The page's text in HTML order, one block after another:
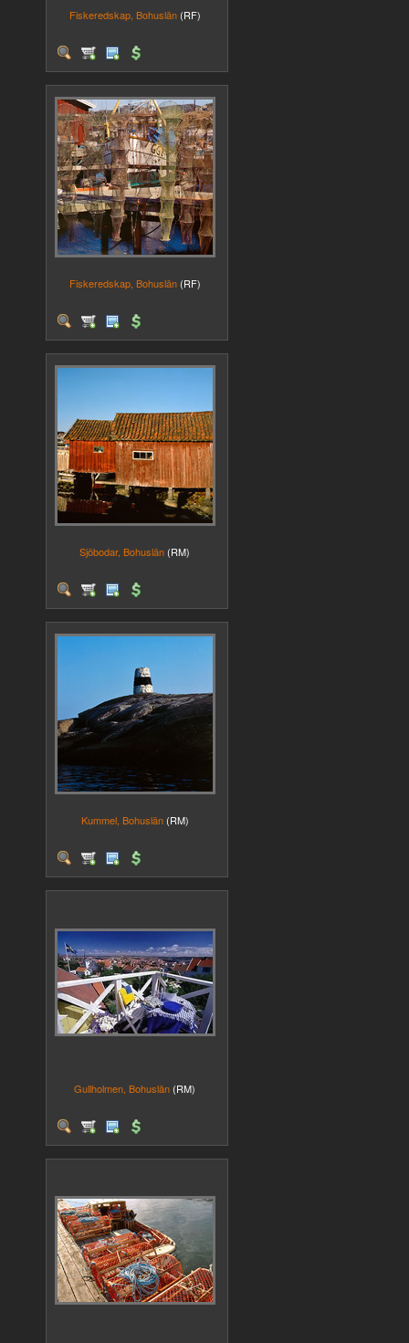
Fiskeredskap, Bohuslän (RF)
Fiskeredskap, Bohuslän (RF)
Sjöbodar, Bohuslän (RM)
Kummel, Bohuslän (RM)
Gullholmen, Bohuslän (RM)